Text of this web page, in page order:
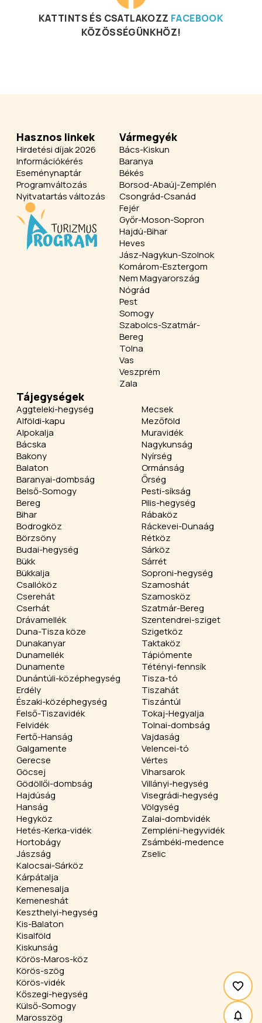
KATTINTS ÉS CSATLAKOZZ FACEBOOK
KÖZÖSSÉGÜNKHÖZ!
Hasznos linkek
Hirdetési díjak 2026
Információkérés
Eseménynaptár
Programváltozás
Nyitvatartás változás
Vármegyék
Bács-Kiskun
Baranya
Békés
Borsod-Abaúj-Zemplén
Csongrád-Csanád
Fejér
Győr-Moson-Sopron
Hajdú-Bihar
Heves
Jász-Nagykun-Szolnok
Komárom-Esztergom
Nem Magyarország
Nógrád
Pest
Somogy
Szabolcs-Szatmár-
Bereg
Tolna
Vas
Veszprém
Zala
Tájegységek
Aggteleki-hegység
Alföldi-kapu
Alpokalja
Bácska
Bakony
Balaton
Baranyai-dombság
Belső-Somogy
Bereg
Bihar
Bodrogköz
Börzsöny
Budai-hegység
Bükk
Bükkalja
Csallóköz
Cserehát
Cserhát
Drávamellék
Duna-Tisza köze
Dunakanyar
Dunamellék
Dunamente
Dunántúli-középhegység
Erdély
Északi-középhegység
Felső-Tiszavidék
Felvidék
Fertő-Hanság
Galgamente
Gerecse
Göcsej
Gödöllői-dombság
Hajdúság
Hanság
Hegyköz
Hetés-Kerka-vidék
Hortobágy
Jászság
Kalocsai-Sárköz
Kárpátalja
Kemenesalja
Kemeneshát
Keszthelyi-hegység
Kis-Balaton
Kisalföld
Kiskunság
Körös-Maros-köz
Körös-szög
Körös-vidék
Kőszegi-hegység
Külső-Somogy
Marosszög
Mecsek
Mezőföld
Muravidék
Nagykunság
Nyírség
Ormánság
Őrség
Pesti-síkság
Pilis-hegység
Rábaköz
Ráckevei-Dunaág
Rétköz
Sárköz
Sárrét
Soproni-hegység
Szamoshát
Szamosköz
Szatmár-Bereg
Szentendrei-sziget
Szigetköz
Taktaköz
Tápiómente
Tétényi-fennsík
Tisza-tó
Tiszahát
Tiszántúl
Tokaj-Hegyalja
Tolnai-dombság
Vajdaság
Velencei-tó
Vértes
Viharsarok
Villányi-hegység
Visegrádi-hegység
Völgység
Zalai-dombvidék
Zempléni-hegyvidék
Zsámbéki-medence
Zselic